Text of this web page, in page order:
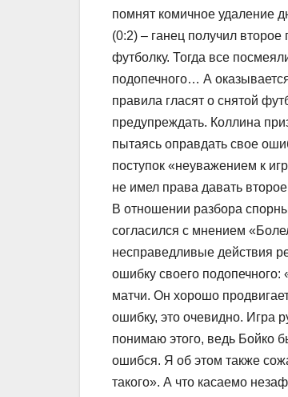
помнят комичное удаление
(0:2) – ганец получил
футболку. Тогда все
подопечного… А
правила гласят о снятой
предупреждать. Коллина
пытаясь оправдать свое
поступок «неуважением к
не имел права давать
В отношении разбора
согласился с мнением
несправедливые действия
ошибку своего
матчи. Он хорошо
ошибку, это очевидно. Игра
понимаю этого, ведь Бойко
ошибся. Я об этом также
такого». А что касаемо